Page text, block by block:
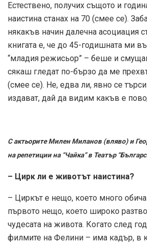
Естествено, получих същото и
наистина станах на 70 (смее се).
някакъв начин далечна асоциация
книгата е, че до 45-годишната ми
“младия режисьор” – беше и
сякаш гледат по-бързо да ме
(смее се). Не, едва ли, явно се
издават, дай да видим какъв е
С актьорите Милен Миланов (вляво) и
на репетиции на “Чайка” в Театър
– Цирк ли е животът наистина?
– Циркът е нещо, което много
първото нещо, което широко
чудесата на живота. Когато след
филмите на Фелини – има кадър, в